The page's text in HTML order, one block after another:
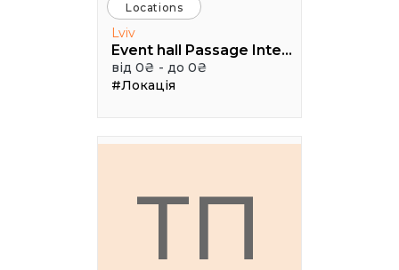
Locations
Lviv
Event hall Passage Interdit
від 0₴ - до 0₴
#Локація
ТП